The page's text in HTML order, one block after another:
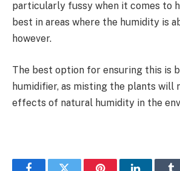
particularly fussy when it comes to
best in areas where the humidity is
however.
The best option for ensuring this is
humidifier, as misting the plants will
effects of natural humidity in the